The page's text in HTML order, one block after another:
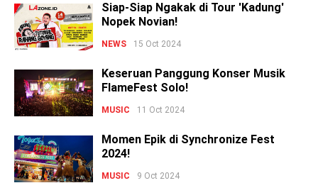
Siap-Siap Ngakak di Tour 'Kadung'
Nopek Novian!
NEWS 15 Oct 2024
Keseruan Panggung Konser Musik
FlameFest Solo!
MUSIC 11 Oct 2024
Momen Epik di Synchronize Fest
2024!
MUSIC 9 Oct 2024